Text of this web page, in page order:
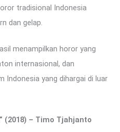
tradisional Indonesia
dan gelap.
menampilkan horor yang
internasional, dan
Indonesia yang dihargai di luar
(2018) – Timo Tjahjanto